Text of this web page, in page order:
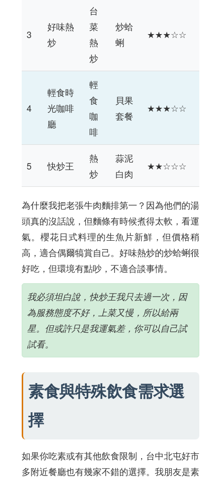
3
好味熱
炒
台
菜
熱
炒
炒蛤
蜊
★★★☆☆
4
輕食時
光咖啡
廳
輕
食
咖
啡
貝果
套餐
★★★☆☆
5 快炒王
熱
炒
蒜泥
白肉
★★☆☆☆
為什麼我把老張牛肉麵排第一？因為他們的湯
頭真的沒話說，但麵條有時候煮得太軟，看運
氣。櫻花日式料理的生魚片新鮮，但價格稍
高，適合偶爾犒賞自己。好味熱炒的炒蛤蜊很
好吃，但環境有點吵，不適合談事情。
我必須坦白說，快炒王我只去過一次，因
為服務態度不好，上菜又慢，所以給兩
星。但或許只是我運氣差，你可以自己試
試看。
素食與特殊飲食需求選
擇
如果你吃素或有其他飲食限制，台中北屯好市
多附近餐廳也有幾家不錯的選擇。我朋友是素